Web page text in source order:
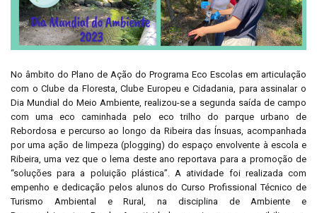
No âmbito do Plano de Ação do Programa Eco Escolas em articulação
com o Clube da Floresta, Clube Europeu e Cidadania, para assinalar o
Dia Mundial do Meio Ambiente, realizou-se a segunda saída de campo
com uma eco caminhada pelo eco trilho do parque urbano de
Rebordosa e percurso ao longo da Ribeira das Ínsuas, acompanhada
por uma ação de limpeza (plogging) do espaço envolvente à escola e
Ribeira, uma vez que o lema deste ano reportava para a promoção de
“soluções para a poluição plástica”. A atividade foi realizada com
empenho e dedicação pelos alunos do Curso Profissional Técnico de
Turismo Ambiental e Rural, na disciplina de Ambiente e